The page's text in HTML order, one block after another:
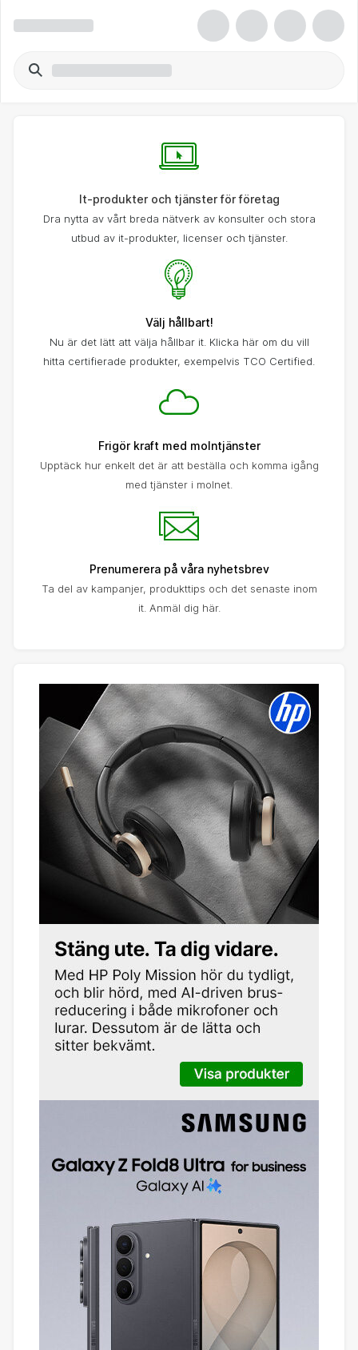
It-produkter och tjänster för företag
Dra nytta av vårt breda nätverk av konsulter och stora
utbud av it-produkter, licenser och tjänster.
Välj hållbart!
Nu är det lätt att välja hållbar it. Klicka här om du vill
hitta certifierade produkter, exempelvis TCO Certified.
Frigör kraft med molntjänster
Upptäck hur enkelt det är att beställa och komma igång
med tjänster i molnet.
Prenumerera på våra nyhetsbrev
Ta del av kampanjer, produkttips och det senaste inom
it. Anmäl dig här.